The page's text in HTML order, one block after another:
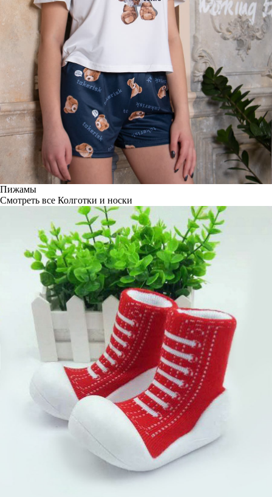
Пижамы
Смотреть все Колготки и носки